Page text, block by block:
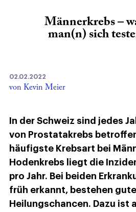
Männerkrebs –
man(n) sich
02.02.2022
von Kevin Meier
In der Schweiz sind jedes
von Prostatakrebs
häufigste Krebsart bei
Hodenkrebs liegt die
pro Jahr. Bei beiden
früh erkannt, bestehen gute
Heilungschancen. Dazu ist